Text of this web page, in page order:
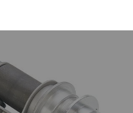
Benötigt
Notwendige
Grundfunktionen
ermöglichen. Die